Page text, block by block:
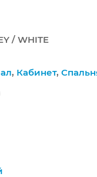
/ WHITE
, Кабинет,